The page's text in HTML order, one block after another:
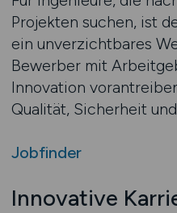
Projekten suchen, ist
ein unverzichtbares
Bewerber mit
Innovation
Qualität, Sicherheit
Jobfinder
Innovative